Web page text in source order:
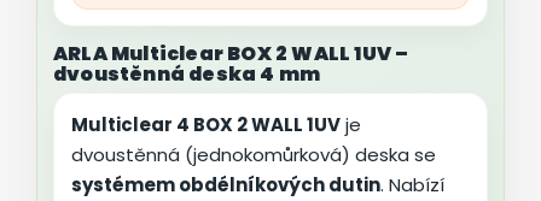
ARLA Multiclear BOX 2 WALL 1UV –
dvoustěnná deska 4 mm
Multiclear 4 BOX 2 WALL 1UVje
dvoustěnná (jednokomůrková) deska se
systémem obdélníkových dutin. Nabízí